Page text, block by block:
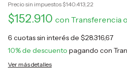
Precio sin impuestos$140.413,22
$152.910 con Transferencia
6 cuotas sin interés de $28.316,67
10% de descuento pagando con
Ver más detalles